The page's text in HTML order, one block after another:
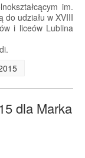
im.
do udziału w XVIII
i liceów Lublina
dla Marka